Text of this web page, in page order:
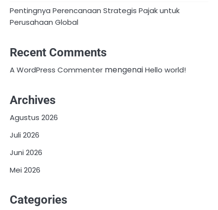
Pentingnya Perencanaan Strategis Pajak untuk
Perusahaan Global
Recent Comments
A WordPress Commenter mengenaiHello world!
Archives
Agustus 2026
Juli 2026
Juni 2026
Mei 2026
Categories